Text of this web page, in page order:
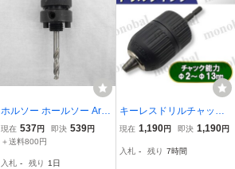
ホルソー ホールソー Arbo
r for Holesaw アーバー ヘ
ックスシャンク 14-30mm
現在 537 円 即決 539円
＋送料800円
入札 - 残り 1日
キーレスドリルチャック
アダプター アタッチメン
用 電動工具 六角軸 シャ
現在 1,190円 即決 1,190円
入札 - 残り 7時間